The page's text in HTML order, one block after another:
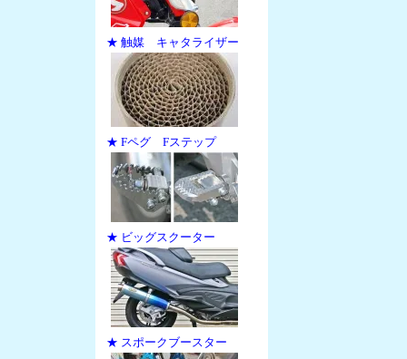
★ 触媒 キャタライザー
★ Fペグ Fステップ
★ ビッグスクーター
★ スポークブースター